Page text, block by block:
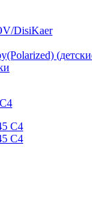
DisiKaer